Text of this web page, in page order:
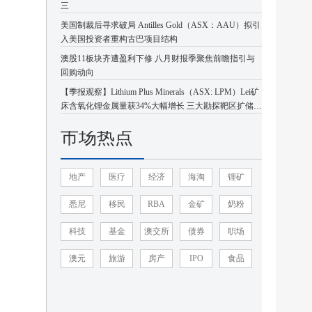
三
美国制裁后寻求破局 Antilles Gold（ASX：AAU）拟引
入美国投资者重构古巴项目结构
澳股11板块齐遭盈利下修 八月财报季聚焦前瞻指引与
回购动向
【季报观察】Lithium Plus Minerals（ASX: LPM）Lei矿
床含氧化锂金属量获34%大幅增长 三大勘探靶区扩储潜
市场热点
地产 医疗 经济 海淘 锂矿
悉尼 移民 RBA 金矿 奶粉
科技 基金 澳交所 债券 职场
澳元 旅游 房产 IPO 食品